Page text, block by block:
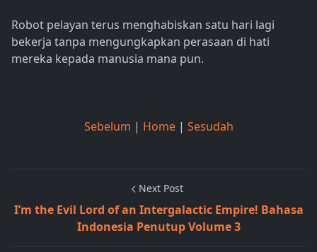
Robot pelayan terus menghabiskan satu hari lagi
bekerja tanpa mengungkapkan perasaan di hati
mereka kepada manusia mana pun.
Sebelum | Home | Sesudah
Next Post
I’m the Evil Lord of an Intergalactic Empire! Bahasa
Indonesia Penutup Volume 3